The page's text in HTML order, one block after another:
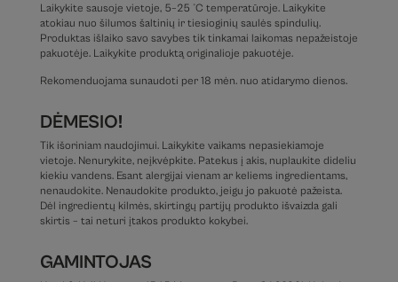
Laikykite sausoje vietoje, 5–25 °C temperatūroje. Laikykite
atokiau nuo šilumos šaltinių ir tiesioginių saulės spindulių.
Produktas išlaiko savo savybes tik tinkamai laikomas nepažeistoje
pakuotėje. Laikykite produktą originalioje pakuotėje.
Rekomenduojama sunaudoti per 18 mėn. nuo atidarymo dienos.
DĖMESIO!
Tik išoriniam naudojimui. Laikykite vaikams nepasiekiamoje
vietoje. Nenurykite, neįkvėpkite. Patekus į akis, nuplaukite dideliu
kiekiu vandens. Esant alergijai vienam ar keliems ingredientams,
nenaudokite. Nenaudokite produkto, jeigu jo pakuotė pažeista.
Dėl ingredientų kilmės, skirtingų partijų produkto išvaizda gali
skirtis – tai neturi įtakos produkto kokybei.
GAMINTOJAS